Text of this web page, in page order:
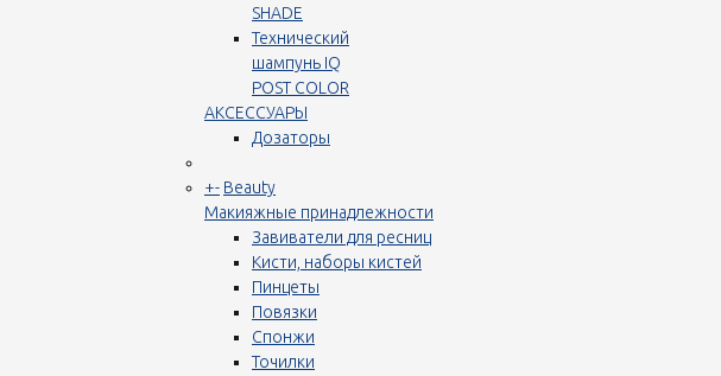
SHADE
Технический
шампунь IQ
POST COLOR
АКСЕССУАРЫ
Дозаторы
+- Beauty
Макияжные принадлежности
Завиватели для ресниц
Кисти, наборы кистей
Пинцеты
Повязки
Спонжи
Точилки